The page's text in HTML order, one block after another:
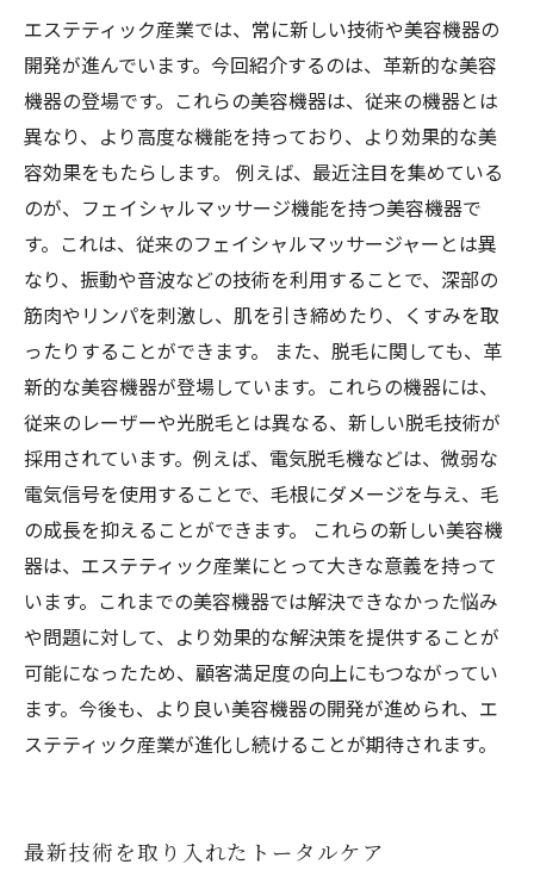
エステティック産業では、常に新しい技術や美容機器の
開発が進んでいます。今回紹介するのは、革新的な美容
機器の登場です。これらの美容機器は、従来の機器とは
異なり、より高度な機能を持っており、より効果的な美
容効果をもたらします。 例えば、最近注目を集めている
のが、フェイシャルマッサージ機能を持つ美容機器で
す。これは、従来のフェイシャルマッサージャーとは異
なり、振動や音波などの技術を利用することで、深部の
筋肉やリンパを刺激し、肌を引き締めたり、くすみを取
ったりすることができます。 また、脱毛に関しても、革
新的な美容機器が登場しています。これらの機器には、
従来のレーザーや光脱毛とは異なる、新しい脱毛技術が
採用されています。例えば、電気脱毛機などは、微弱な
電気信号を使用することで、毛根にダメージを与え、毛
の成長を抑えることができます。 これらの新しい美容機
器は、エステティック産業にとって大きな意義を持って
います。これまでの美容機器では解決できなかった悩み
や問題に対して、より効果的な解決策を提供することが
可能になったため、顧客満足度の向上にもつながってい
ます。今後も、より良い美容機器の開発が進められ、エ
ステティック産業が進化し続けることが期待されます。
最新技術を取り入れたトータルケア